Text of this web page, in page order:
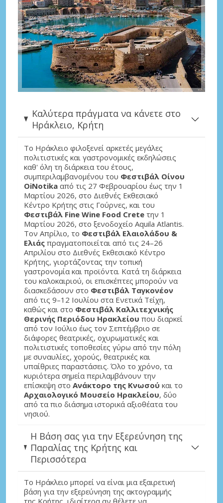
Καλύτερα πράγματα να κάνετε στο
Ηράκλειο, Κρήτη
Το Ηράκλειο φιλοξενεί αρκετές μεγάλες
πολιτιστικές και γαστρονομικές εκδηλώσεις
καθ' όλη τη διάρκεια του έτους,
συμπεριλαμβανομένου του Φεστιβάλ Οίνου
OiNotika από τις 27 Φεβρουαρίου έως την 1
Μαρτίου 2026, στο Διεθνές Εκθεσιακό
Κέντρο Κρήτης στις Γούρνες, και του
Φεστιβάλ Fine Wine Food Crete την 1
Μαρτίου 2026, στο ξενοδοχείο Aquila Atlantis.
Τον Απρίλιο, το Φεστιβάλ Ελαιολάδου &
Ελιάς πραγματοποιείται από τις 24–26
Απριλίου στο Διεθνές Εκθεσιακό Κέντρο
Κρήτης, γιορτάζοντας την τοπική
γαστρονομία και προϊόντα. Κατά τη διάρκεια
του καλοκαιριού, οι επισκέπτες μπορούν να
διασκεδάσουν στο Φεστιβάλ Ταγκονέον
από τις 9–12 Ιουλίου στα Ενετικά Τείχη,
καθώς και στο Φεστιβάλ Καλλιτεχνικής
Θερινής Περιόδου Ηρακλείου που διαρκεί
από τον Ιούλιο έως τον Σεπτέμβριο σε
διάφορες θεατρικές, οχυρωματικές και
πολιτιστικές τοποθεσίες γύρω από την πόλη
με συναυλίες, χορούς, θεατρικές και
υπαίθριες παραστάσεις. Όλο το χρόνο, τα
κυριότερα σημεία περιλαμβάνουν την
επίσκεψη στο Ανάκτορο της Κνωσού και το
Αρχαιολογικό Μουσείο Ηρακλείου, δύο
από τα πιο διάσημα ιστορικά αξιοθέατα του
νησιού.
Η Βάση σας για την Εξερεύνηση της
Παραλίας της Κρήτης και
Περισσότερα
Το Ηράκλειο μπορεί να είναι μια εξαιρετική
βάση για την εξερεύνηση της ακτογραμμής
της Κρήτης, ιδιαίτερα αν θέλετε να